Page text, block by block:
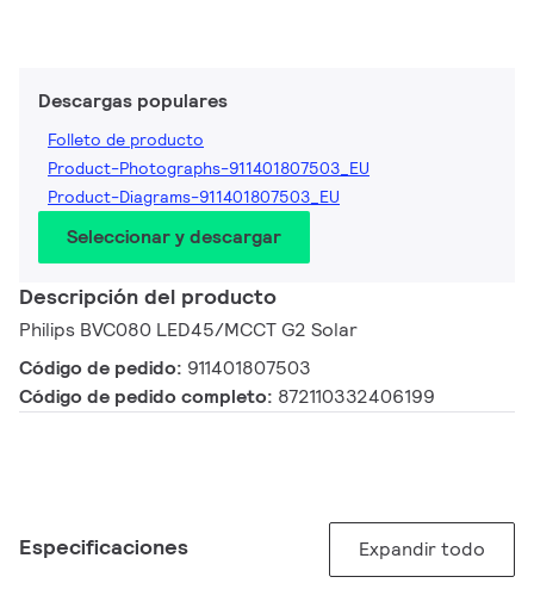
Descargas populares
Folleto de producto
Product-Photographs-911401807503_EU
Product-Diagrams-911401807503_EU
Seleccionar y descargar
Descripción del producto
Philips BVC080 LED45/MCCT G2 Solar
Código de pedido: 911401807503
Código de pedido completo: 872110332406199
Especificaciones Expandir todo